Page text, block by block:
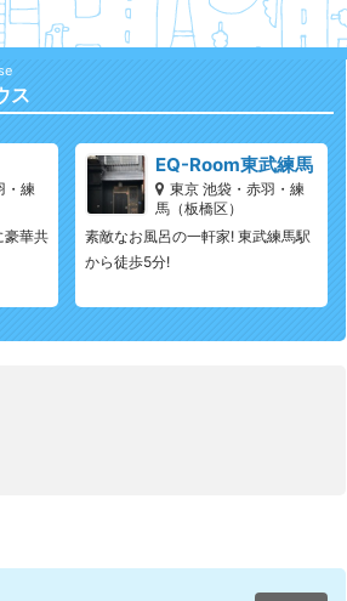
ス
・練
豪華共
EQ-Room東武練馬
東京 池袋・赤羽・練
馬（板橋区）
素敵なお風呂の一軒家! 東武練馬駅
から徒歩5分!